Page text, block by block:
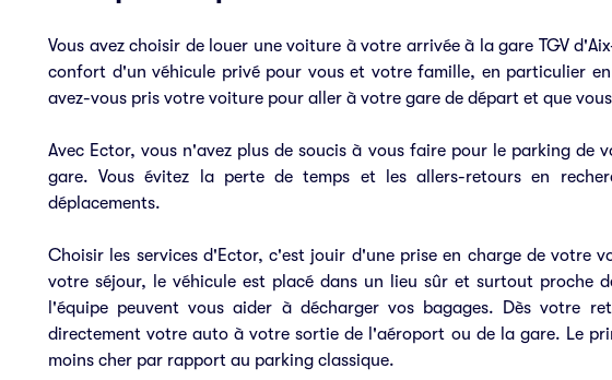
Vous avez choisir de louer une voiture à votre arrivée à la gare TGV
confort d'un véhicule privé pour vous et votre famille, en particulier
avez-vous pris votre voiture pour aller à votre gare de départ et que
Avec Ector, vous n'avez plus de soucis à vous faire pour le parking
gare. Vous évitez la perte de temps et les allers-retours en
déplacements.
Choisir les services d'Ector, c'est jouir d'une prise en charge de votre
votre séjour, le véhicule est placé dans un lieu sûr et surtout proche
l'équipe peuvent vous aider à décharger vos bagages. Dès votre
directement votre auto à votre sortie de l'aéroport ou de la gare. Le
moins cher par rapport au parking classique.